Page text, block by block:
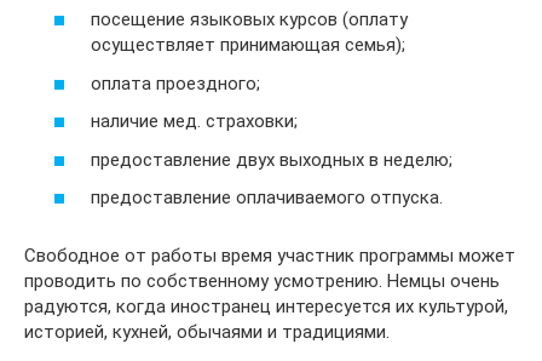
посещение языковых курсов (оплату
осуществляет принимающая семья);
оплата проездного;
наличие мед. страховки;
предоставление двух выходных в неделю;
предоставление оплачиваемого отпуска.
Свободное от работы время участник программы может
проводить по собственному усмотрению. Немцы очень
радуются, когда иностранец интересуется их культурой,
историей, кухней, обычаями и традициями.